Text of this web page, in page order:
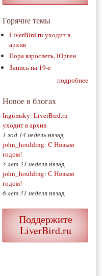
Горячие темы
LiverBird.ru уходит в
архив
Пора взрослеть, Юрген
Запись на 19-е
подробнее
Новое в блогах
Ingumsky: LiverBird.ru
уходит в архив
1 год 14 недельназад
john_houlding: C Новым
годом!
5 лет 31 неделяназад
john_houlding: С Новым
годом!
6 лет 31 неделяназад
Поддержите
LiverBird.ru